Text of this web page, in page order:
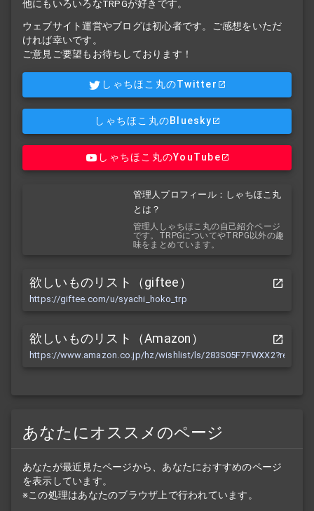
他にもいろいろなTRPGが好きです。
ウェブサイト運営やブログは初心者です。ご感想をいただ
ければ幸いです。
ご意見ご要望もお待ちしております！
しゃちほこ丸のTwitter
しゃちほこ丸のBluesky
しゃちほこ丸のYouTube
管理人プロフィール：しゃちほこ丸
とは？
管理人しゃちほこ丸の自己紹介ページ
です。TRPGについてやTRPG以外の趣
味をまとめています。
欲しいものリスト（giftee）
https://giftee.com/u/syachi_hoko_trp
欲しいものリスト（Amazon）
https://www.amazon.co.jp/hz/wishlist/ls/
あなたにオススメのページ
あなたが最近見たページから、あなたにおすすめのページ
を表示しています。
※この処理はあなたのブラウザ上で行われています。